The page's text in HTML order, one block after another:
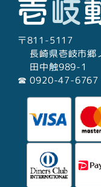
〒811-5117
長崎県壱岐市郷
田中触989-1
☎︎ 0920-47-6767